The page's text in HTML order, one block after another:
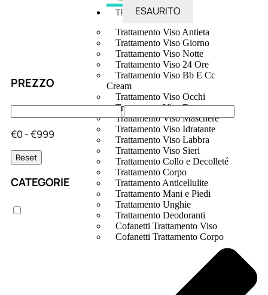
TRATTAMENTI
Trattamento Viso Antieta
Trattamento Viso Giorno
Trattamento Viso Notte
Trattamento Viso 24 Ore
Trattamento Viso Bb E Cc
Cream
Trattamento Viso Occhi
Trattamento Viso Detergenza
Trattamento Viso Maschere
Trattamento Viso Idratante
Trattamento Viso Labbra
Trattamento Viso Sieri
Trattamento Collo e Decolleté
Trattamento Corpo
Trattamento Anticellulite
Trattamento Mani e Piedi
Trattamento Unghie
Trattamento Deodoranti
Cofanetti Trattamento Viso
Cofanetti Trattamento Corpo
PREZZO
€0 - €999
Reset
CATEGORIE
ESAURITO